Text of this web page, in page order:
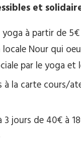
et
yoga à partir de
locale Nour qui
par le yoga et
à la carte cours/
3 jours de 40€ à